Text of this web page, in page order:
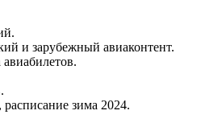
и зарубежный авиаконтент.
зима 2024.